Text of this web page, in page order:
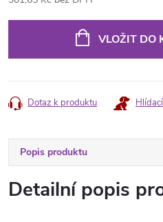
VLOŽIT DO
Dotaz k produktu
Popis produktu
Detailní popis